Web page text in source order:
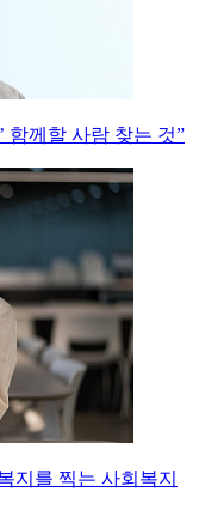
함께할 사람 찾는 것”
지를 찍는 사회복지